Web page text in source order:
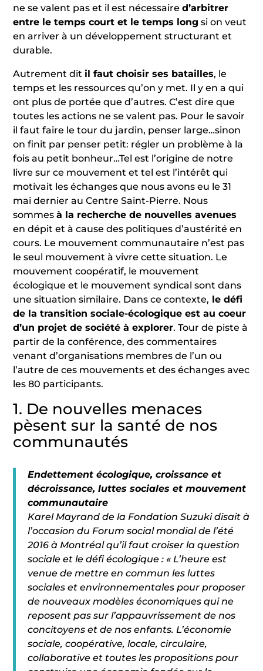
ne se valent pas et il est nécessaired’arbitrer
entre le temps court et le temps long si on veut
en arriver à un développement structurant et
durable.
Autrement dit il faut choisir ses batailles, le
temps et les ressources qu’on y met. Il y en a qui
ont plus de portée que d’autres. C’est dire que
toutes les actions ne se valent pas. Pour le savoir
il faut faire le tour du jardin, penser large…sinon
on finit par penser petit: régler un problème à la
fois au petit bonheur…Tel est l’origine de notre
livre sur ce mouvement et tel est l’intérêt qui
motivait les échanges que nous avons eu le 31
mai dernier au Centre Saint-Pierre. Nous
sommesà la recherche de nouvelles avenues
en dépit et à cause des politiques d’austérité en
cours. Le mouvement communautaire n’est pas
le seul mouvement à vivre cette situation. Le
mouvement coopératif, le mouvement
écologique et le mouvement syndical sont dans
une situation similaire. Dans ce contexte, le défi
de la transition sociale-écologique est au coeur
d’un projet de société à explorer. Tour de piste à
partir de la conférence, des commentaires
venant d’organisations membres de l’un ou
l’autre de ces mouvements et des échanges avec
les 80 participants.
1. De nouvelles menaces
pèsent sur la santé de nos
communautés
Endettement écologique, croissance et
décroissance, luttes sociales et mouvement
communautaire
Karel Mayrand de la Fondation Suzuki disait à
l’occasion du Forum social mondial de l’été
2016 à Montréal qu’il faut croiser la question
sociale et le défi écologique : « L’heure est
venue de mettre en commun les luttes
sociales et environnementales pour proposer
de nouveaux modèles économiques qui ne
reposent pas sur l’appauvrissement de nos
concitoyens et de nos enfants. L’économie
sociale, coopérative, locale, circulaire,
collaborative et toutes les propositions pour